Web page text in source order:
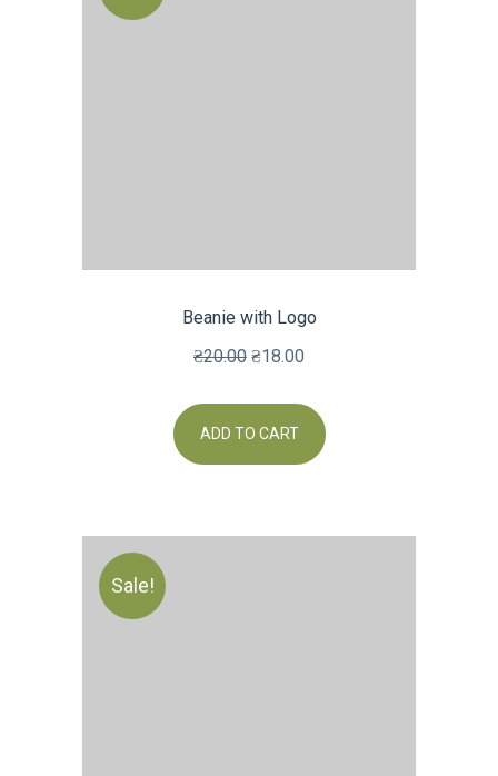
Beanie with Logo
₴20.00 ₴18.00
ADD TO CART
Sale!